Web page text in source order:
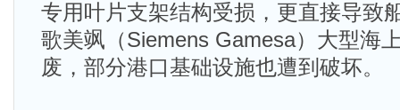
专用叶片支架结构受损，更直接导致
歌美飒（Siemens Gamesa）大型海
废，部分港口基础设施也遭到破坏。